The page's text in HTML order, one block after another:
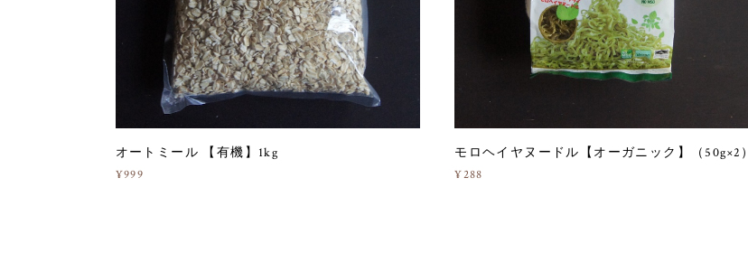
オートミール 【有機】1kg
¥999
モロヘイヤヌードル【オーガニック】（50g×2）
¥288